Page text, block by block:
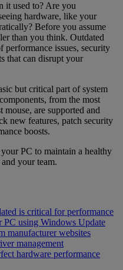
it used to? Are you
hardware, like your
Before you assume
than you think. Outdated
performance issues, security
that can disrupt your
but critical part of system
from the most
are supported and
new features, patch security
boosts.
PC to maintain a healthy
your team.
is critical for performance
using Windows Update
manufacturer websites
management
hardware performance